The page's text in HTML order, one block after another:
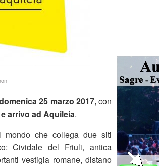
25 marzo 2017,con
arrivo ad Aquileia.
mondo che collega due siti
Cividale del Friuli, antica
vestigia romane, distano